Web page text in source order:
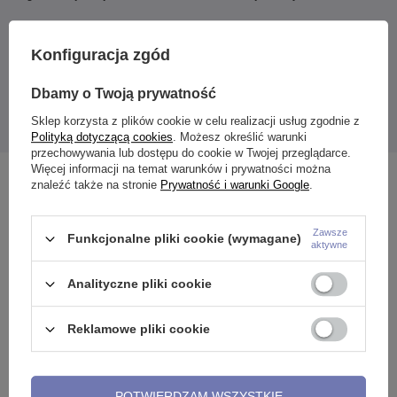
Kolczyk wykonany ztytanu chirurgicznego
się przy świeżych przekłuciach. Tytan jest również odporny na
korozje i niekorzystne czynniki atmosferyczne, jak promieniowanie
UV i deszcz. Dzięki temu na dłużej zachowuje swój estetyczny
wygląd, a kolor nie blaknie w słońcu.
Zobacz również
Konfiguracja zgód
Dbamy o Twoją prywatność
Sklep korzysta z plików cookie w celu realizacji usług zgodnie z
Polityką dotyczącą cookies. Możesz określić warunki
przechowywania lub dostępu do cookie w Twojej przeglądarce.
Więcej informacji na temat warunków i prywatności można
znaleźć także na stronie Prywatność i warunki Google.
Funkcjonalne pliki cookie (wymagane)
Zawsze
aktywne
Analityczne pliki cookie
Reklamowe pliki cookie